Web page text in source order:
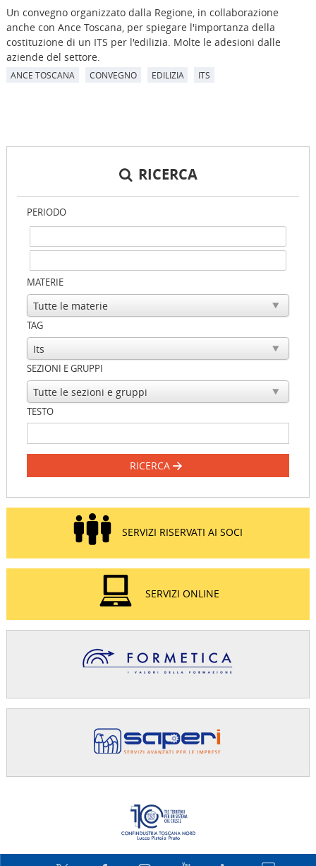
Un convegno organizzato dalla Regione, in collaborazione
anche con Ance Toscana, per spiegare l'importanza della
costituzione di un ITS per l'edilizia. Molte le adesioni dalle
aziende del settore.
ANCE TOSCANA CONVEGNO EDILIZIA ITS
RICERCA
PERIODO
MATERIE
TAG
SEZIONI E GRUPPI
TESTO
RICERCA
SERVIZI RISERVATI AI SOCI
SERVIZI ONLINE